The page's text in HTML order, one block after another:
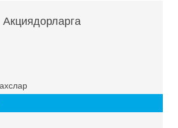
Акциядорларга